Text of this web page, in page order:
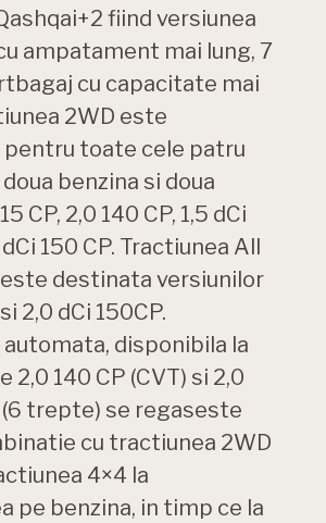
fiind versiunea
ampatament mai lung, 7
cu capacitate mai
2WD este
toate cele patru
benzina si doua
CP, 2,0 140 CP, 1,5 dCi
dCi 150 CP. Tractiunea All
destinata versiunilor
2,0 dCi 150CP.
disponibila la
2,0 140 CP (CVT) si 2,0
(6 trepte) se regaseste
cu tractiunea 2WD
4×4 la
pe benzina, in timp ce la